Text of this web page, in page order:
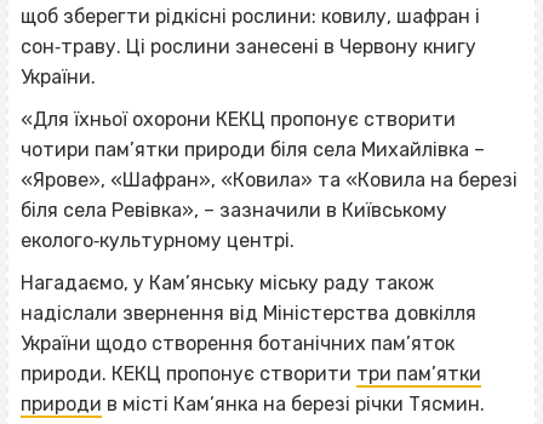
щоб зберегти рідкісні рослини: ковилу, шафран і
сон‐траву. Ці рослини занесені в Червону книгу
України.
«Для їхньої охорони КЕКЦ пропонує створити
чотири пам’ятки природи біля села Михайлівка –
«Ярове», «Шафран», «Ковила» та «Ковила на березі
біля села Ревівка», – зазначили в Київському
еколого‐культурному центрі.
Нагадаємо, у Кам’янську міську раду також
надіслали звернення від Міністерства довкілля
України щодо створення ботанічних пам’яток
природи. КЕКЦ пропонує створити три пам’ятки
природи в місті Кам’янка на березі річки Тясмин.